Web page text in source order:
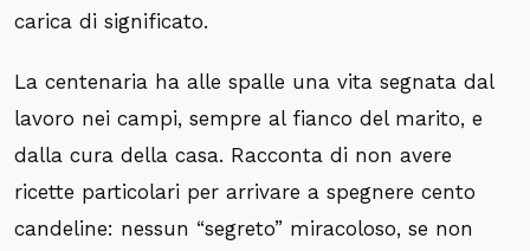
carica di significato.
La centenaria ha alle spalle una vita segnata dal
lavoro nei campi, sempre al fianco del marito, e
dalla cura della casa. Racconta di non avere
ricette particolari per arrivare a spegnere cento
candeline: nessun “segreto” miracoloso, se non